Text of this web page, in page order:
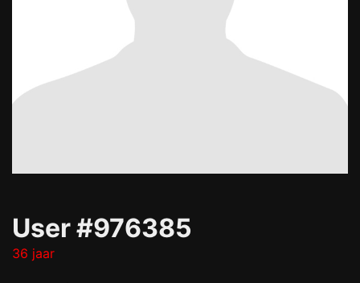
User #976385
36 jaar